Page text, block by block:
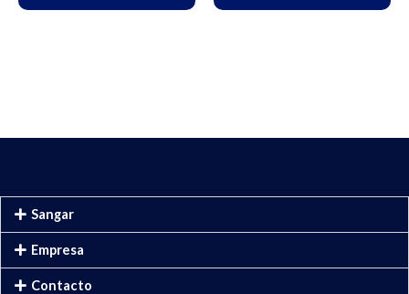
Sangar
Empresa
Contacto